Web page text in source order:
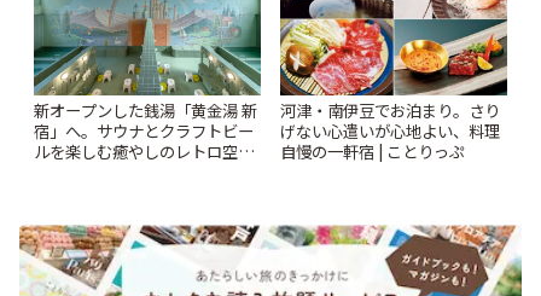
新オープンした銭湯「黄金湯 新
宿」へ。サウナとクラフトビー
ルを楽しむ癒やしのレトロ空間
河津・南伊豆でお泊まり。さり
げない心遣いが心地よい、料理
自慢の一軒宿 | ことりっぷ